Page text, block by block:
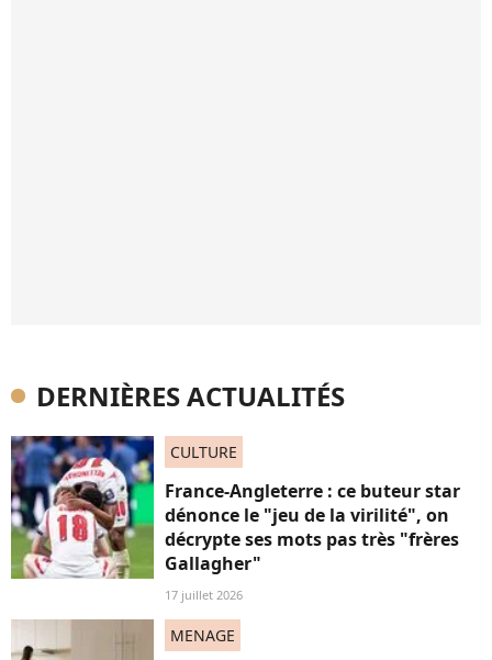
DERNIÈRES ACTUALITÉS
CULTURE
France-Angleterre : ce buteur star
dénonce le "jeu de la virilité", on
décrypte ses mots pas très "frères
Gallagher"
17 juillet 2026
MENAGE